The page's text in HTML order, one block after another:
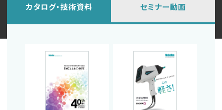
カタログ・技術資料 セミナー動画